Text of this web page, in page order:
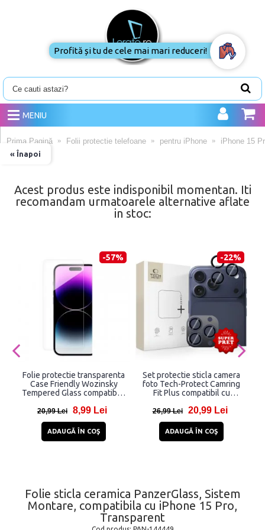
MENIU
« Înapoi
Prima Pagină Folii protectie telefoane pentru iPhone iPhone 15
Acest produs este indisponibil momentan. Iti
recomandam urmatoarele alternative aflate
in stoc:
-57%
Folie protectie transparenta
Case Friendly Wozinsky
Tempered Glass compatibila
20,99 Lei 8,99 Lei
ADAUGĂ ÎN COŞ
-22%
Set protectie sticla camera
foto Tech-Protect Camring
Fit Plus compatibil cu
15 Pro / 15 Pro Max / 16 Pro
Pro Max, Albastru
26,99 Lei 20,99 Lei
ADAUGĂ ÎN COŞ
Folie sticla ceramica PanzerGlass, Sistem
Montare, compatibila cu iPhone 15 Pro,
Transparent
Profită și tu de cele mai mari reduceri!